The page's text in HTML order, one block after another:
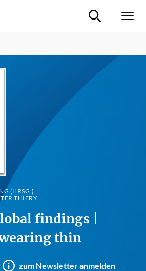
Suche ein-/
(HRSG.)
THIERY
findings |
thin
zum Newsletter anmelden